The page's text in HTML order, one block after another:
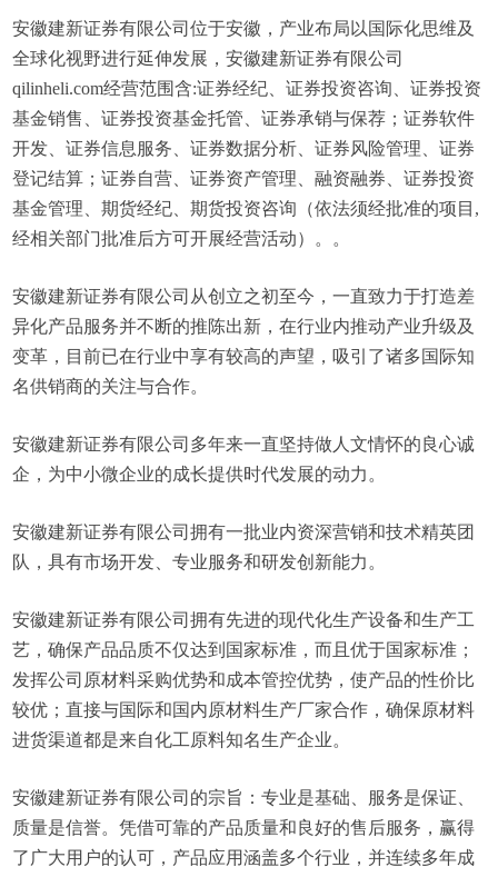
安徽建新证券有限公司位于安徽，产业布局以国际化思维及
全球化视野进行延伸发展，安徽建新证券有限公司
qilinheli.com经营范围含:证券经纪、证券投资咨询、证券投资
基金销售、证券投资基金托管、证券承销与保荐；证券软件
开发、证券信息服务、证券数据分析、证券风险管理、证券
登记结算；证券自营、证券资产管理、融资融券、证券投资
基金管理、期货经纪、期货投资咨询（依法须经批准的项目,
经相关部门批准后方可开展经营活动）。。
安徽建新证券有限公司从创立之初至今，一直致力于打造差
异化产品服务并不断的推陈出新，在行业内推动产业升级及
变革，目前已在行业中享有较高的声望，吸引了诸多国际知
名供销商的关注与合作。
安徽建新证券有限公司多年来一直坚持做人文情怀的良心诚
企，为中小微企业的成长提供时代发展的动力。
安徽建新证券有限公司拥有一批业内资深营销和技术精英团
队，具有市场开发、专业服务和研发创新能力。
安徽建新证券有限公司拥有先进的现代化生产设备和生产工
艺，确保产品品质不仅达到国家标准，而且优于国家标准；
发挥公司原材料采购优势和成本管控优势，使产品的性价比
较优；直接与国际和国内原材料生产厂家合作，确保原材料
进货渠道都是来自化工原料知名生产企业。
安徽建新证券有限公司的宗旨：专业是基础、服务是保证、
质量是信誉。凭借可靠的产品质量和良好的售后服务，赢得
了广大用户的认可，产品应用涵盖多个行业，并连续多年成